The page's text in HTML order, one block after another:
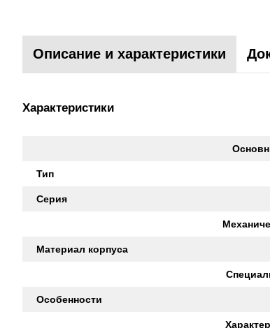
Описание и характеристики
Характеристики
Тип
Серия
Материал корпуса
Особенности